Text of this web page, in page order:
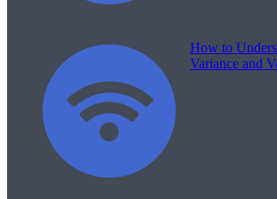
How to
Variance and